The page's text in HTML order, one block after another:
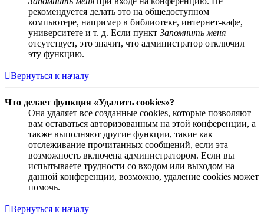
рекомендуется делать это на общедоступном
компьютере, например в библиотеке, интернет-кафе,
университете и т. д. Если пункт Запомнить меня
отсутствует, это значит, что администратор отключил
эту функцию.
Вернуться к началу
Что делает функция «Удалить cookies»?
Она удаляет все созданные cookies, которые позволяют
вам оставаться авторизованным на этой конференции, а
также выполняют другие функции, такие как
отслеживание прочитанных сообщений, если эта
возможность включена администратором. Если вы
испытываете трудности со входом или выходом на
данной конференции, возможно, удаление cookies может
помочь.
Вернуться к началу